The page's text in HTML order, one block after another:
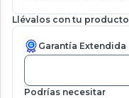
Llévalos con tu producto
Garantía Extendida
Podrías necesitar